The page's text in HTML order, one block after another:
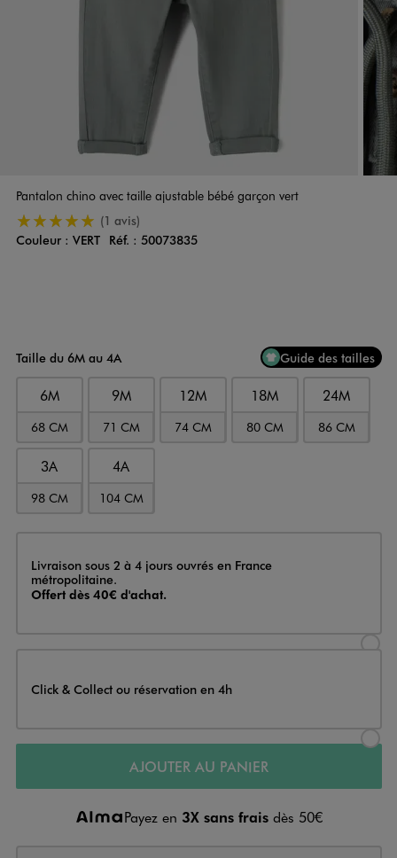
Pantalon chino avec taille ajustable bébé garçon vert
5/5 de moyenne(1 avis)
Couleur
Couleur : VERT Réf. : 50073835
Taille du 6M au 4A Guide des tailles
6M
68 CM
9M
71 CM
12M
74 CM
18M
80 CM
24M
86 CM
3A
98 CM
4A
104 CM
Livraison
Livraison sous 2 à 4 jours ouvrés en France
métropolitaine.
Offert dès 40€ d'achat.
Click & Collect ou réservation en 4h
AJOUTER AU PANIER
Payez en 3X sans frais dès 50€